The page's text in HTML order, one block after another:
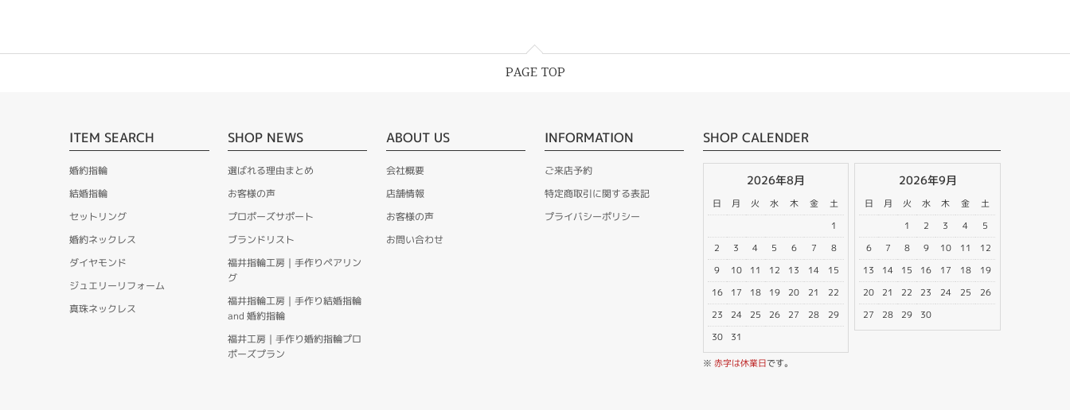
PAGE TOP
ITEM SEARCH
婚約指輪
結婚指輪
セットリング
婚約ネックレス
ダイヤモンド
ジュエリーリフォーム
真珠ネックレス
SHOP NEWS
選ばれる理由まとめ
お客様の声
プロポーズサポート
ブランドリスト
福井指輪工房｜手作りペアリン
グ
福井指輪工房｜手作り結婚指輪
and 婚約指輪
福井工房｜手作り婚約指輪プロ
ポーズプラン
ABOUT US
会社概要
店舗情報
お客様の声
お問い合わせ
INFORMATION
ご来店予約
特定商取引に関する表記
プライバシーポリシー
SHOP CALENDER
2026年8月
日 月 火 水 木 金
土
1
2
3 4 5 6 7
8
9
10 11 12 13 14
15
16
17 18 19 20 21
22
23
24 25 26 27 28
29
30
31
2026年9月
日 月 火 水 木 金
土
1
2 3 4
5
6
7 8 9 10 11
12
13
14 15 16 17 18
19
20
21 22 23 24 25
26
27
28 29 30
※ 赤字は休業日です。